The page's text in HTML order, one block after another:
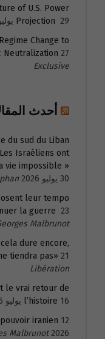
of U.S. Power
Projection 29 يوليو 2026
Change to
Neutralization 27 يوليو 2026
Exclusive
أحدث
du sud du Liban
Israéliens ont
vie impossible »
30 يوليو 2026
leur tempo
la guerre 23 يوليو 2026
Malbrunot
dure encore,
tiendra pas» 21 يوليو 2026
Libération
le vrai retour de
l’histoire 16 يوليو 2026
iranien
2026
Malbrunot